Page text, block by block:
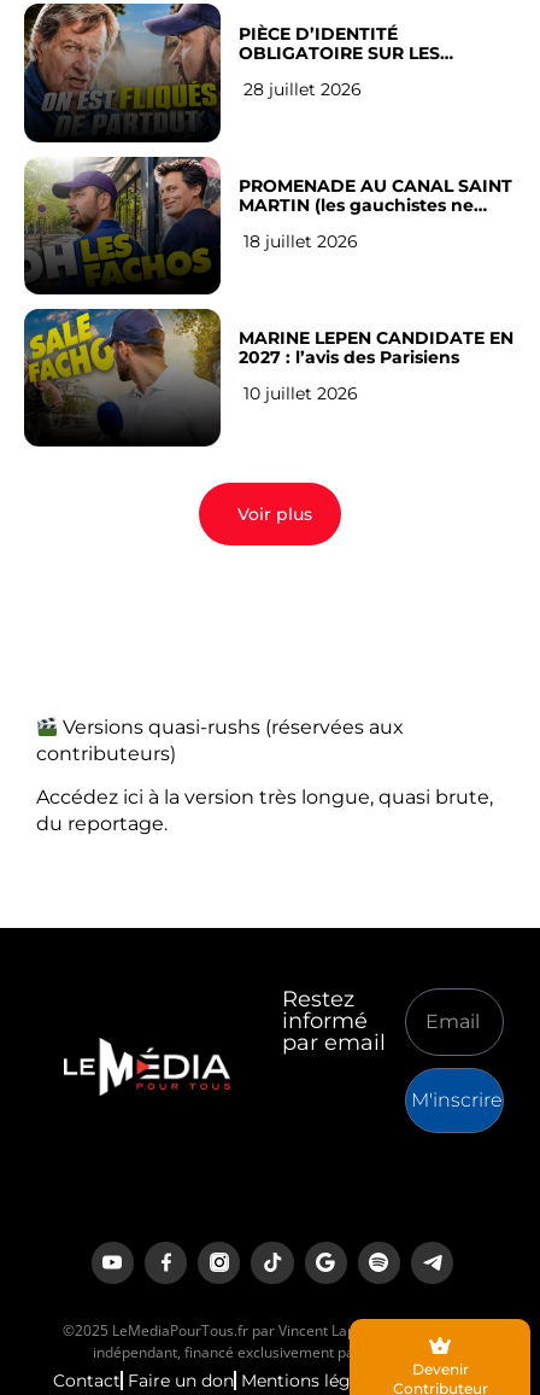
PIÈCE D’IDENTITÉ
OBLIGATOIRE SUR LES
Français
28 juillet 2026
PROMENADE AU CANAL SAINT
MARTIN (les gauchistes ne
18 juillet 2026
MARINE LEPEN CANDIDATE EN
2027 : l’avis des Parisiens
10 juillet 2026
Voir plus
Versions quasi-rushs (réservées aux
contributeurs)
Accédez ici à la version très longue, quasi brute,
du reportage.
Restez
informé
par email
M'inscrire
©2025 LeMediaPourTous.fr par Vincent Lapierre est un média
indépendant, financé exclusivement par ses lecteurs.
Contact Faire un don Mentions légales
Devenir
Contributeur